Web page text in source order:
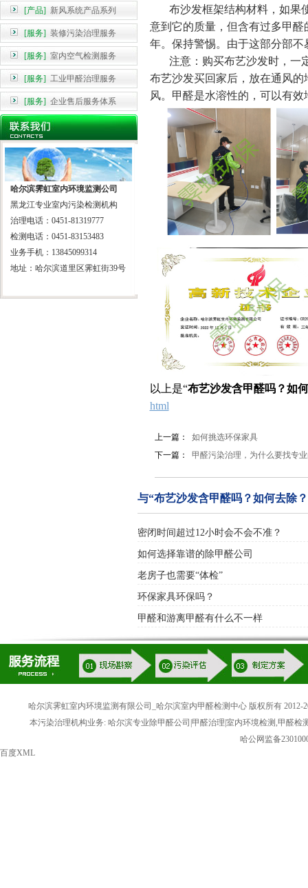
[产品] 新风系统产品系列
[服务] 装修污染治理服务
[服务] 室内空气检测服务
[服务] 工业甲醛治理服务
[服务] 企业售后服务体系
哈尔滨霁虹室内环境监测公司
黑龙江专业室内污染检测机构
治理电话：0451-81319777
检测电话：0451-83153483
业务手机：13845099314
地址：哈尔滨道里区霁虹街39号
布沙发框架结构材料，如果使
意到它的质量，但含有过多甲
年。保持警惕。由于这部分部
注意：购买布艺沙发时，一
布艺沙发买回家后，放在通风
风。甲醛是水溶性的，可以有效
以上是“布艺沙发含甲醛吗？如
html
上一篇：
如何挑选环保家具
下一篇：
甲醛污染治理，为什么要找专
与“布艺沙发含甲醛吗？如何去除
密闭时间超过12小时会不会不准？
如何选择靠谱的除甲醛公司
老房子也需要“体检”
环保家具环保吗？
甲醛和游离甲醛有什么不一样
哈尔滨霁虹室内环境监测有限公司_哈尔滨室内甲醛检测中心 版权所有 2012-
本污染治理机构业务: 哈尔滨专业除甲醛公司|甲醛治理|室内环境检测,甲醛
哈公网监备
百度XML